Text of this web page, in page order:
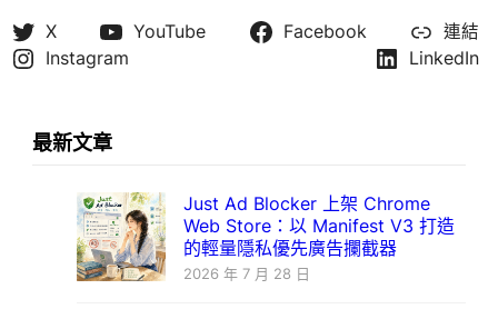
X YouTube Facebook
連結
Instagram
LinkedIn
最新文章
Just Ad Blocker 上架 Chrome
Web Store：以 Manifest V3 打造
的輕量隱私優先廣告攔截器
2026 年 7 月 28 日